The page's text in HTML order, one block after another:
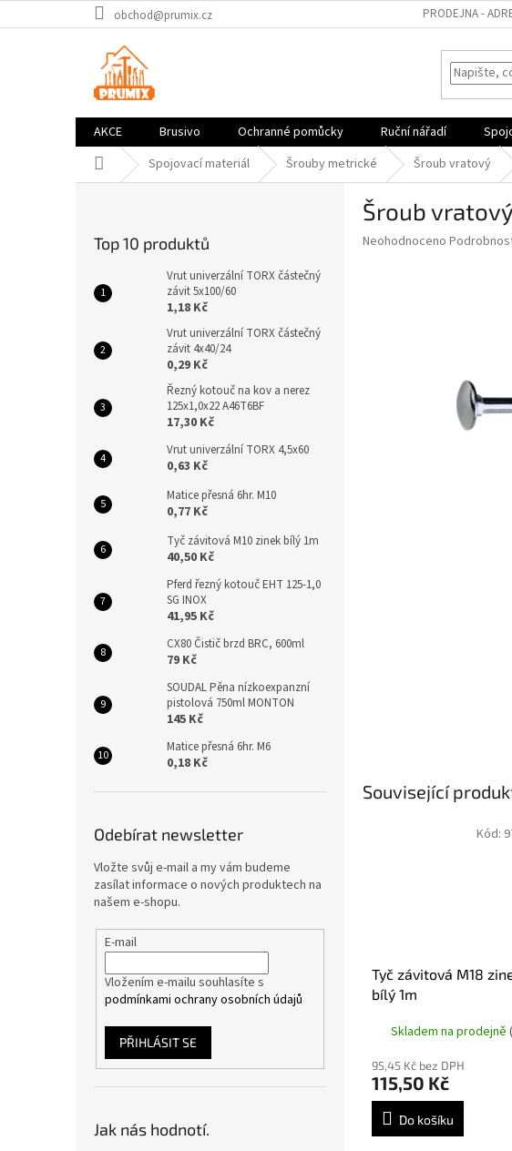
na
obchod@prumix.cz PRODEJNA -
AKCE Brusivo Ochranné pomůcky Ruční nářadí
Domů Spojovací materiál Šrouby metrické Šroub vratový
Top 10 produktů
Vrut univerzální TORX částečný
závit 5x100/60
1,18 Kč
Vrut univerzální TORX částečný
závit 4x40/24
0,29 Kč
Řezný kotouč na kov a nerez
125x1,0x22 A46T6BF
17,30 Kč
Vrut univerzální TORX 4,5x60
0,63 Kč
Matice přesná 6hr. M10
0,77 Kč
Tyč závitová M10 zinek bílý 1m
40,50 Kč
Pferd řezný kotouč EHT 125-1,0
SG INOX
41,95 Kč
CX80 Čistič brzd BRC, 600ml
79 Kč
SOUDAL Pěna nízkoexpanzní
pistolová 750ml MONTON
145 Kč
Matice přesná 6hr. M6
0,18 Kč
Odebírat newsletter
Vložte svůj e-mail a my vám budeme
zasílat informace o nových produktech na
našem e-shopu.
E-mail
Vložením e-mailu souhlasíte s
podmínkami ochrany osobních údajů
PŘIHLÁSIT SE
Jak nás hodnotí.
Šroub
Průměrné
Neohodnoceno
Související
Tyč závitová M18
bílý 1m
Skladem na prodejně
95,45 Kč bez DPH
115,50 Kč
Do košíku
Kód: